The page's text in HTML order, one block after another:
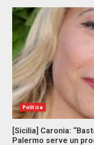
Politica
[Sicilia] Caronia:
Palermo serve un